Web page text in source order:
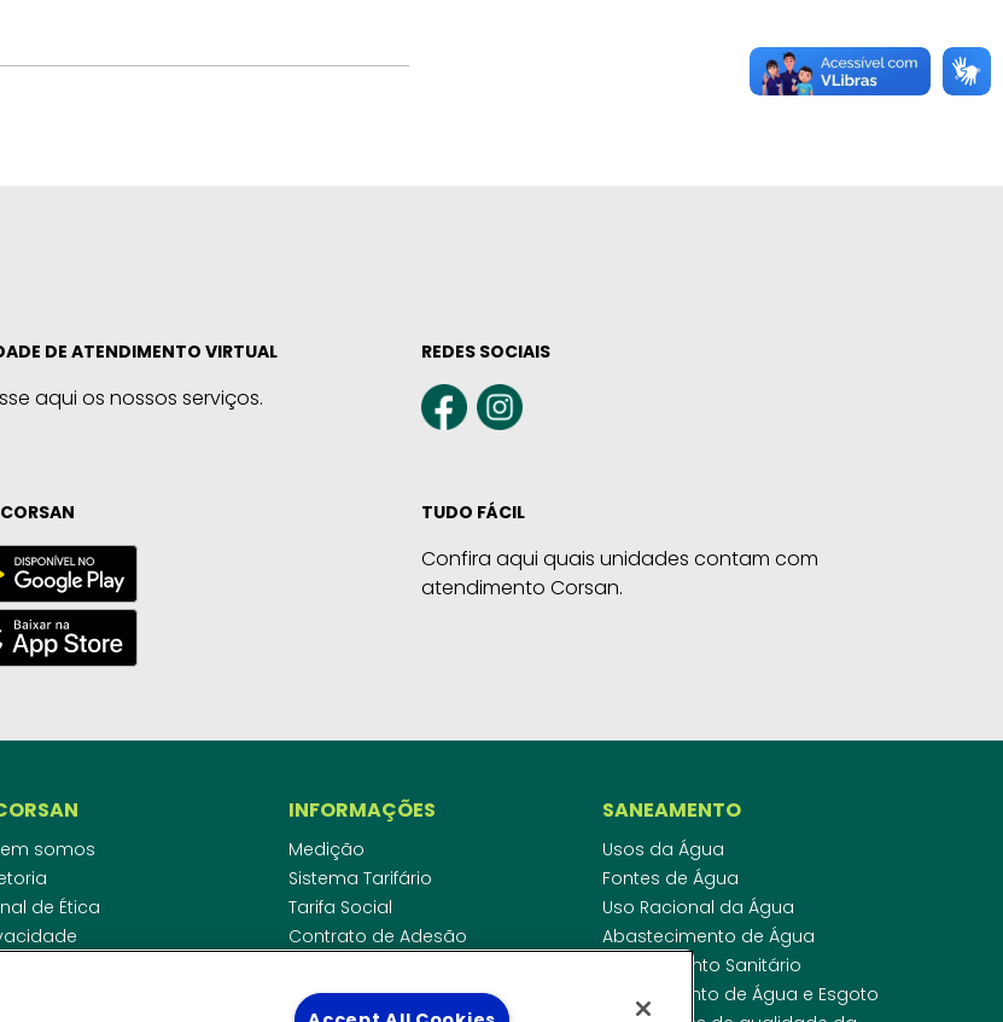
DE ATENDIMENTO VIRTUAL
aqui os nossos serviços.
REDES SOCIAIS
TUDO FÁCIL
Confira aqui quais unidades contam com
atendimento Corsan.
somos
de Ética
INFORMAÇÕES
Medição
Sistema Tarifário
Tarifa Social
Contrato de Adesão
Agências Reguladoras
SANEAMENTO
Usos da Água
Fontes de Água
Uso Racional da Água
Abastecimento de Água
Esgotamento Sanitário
Regulamento de Água e Esgoto